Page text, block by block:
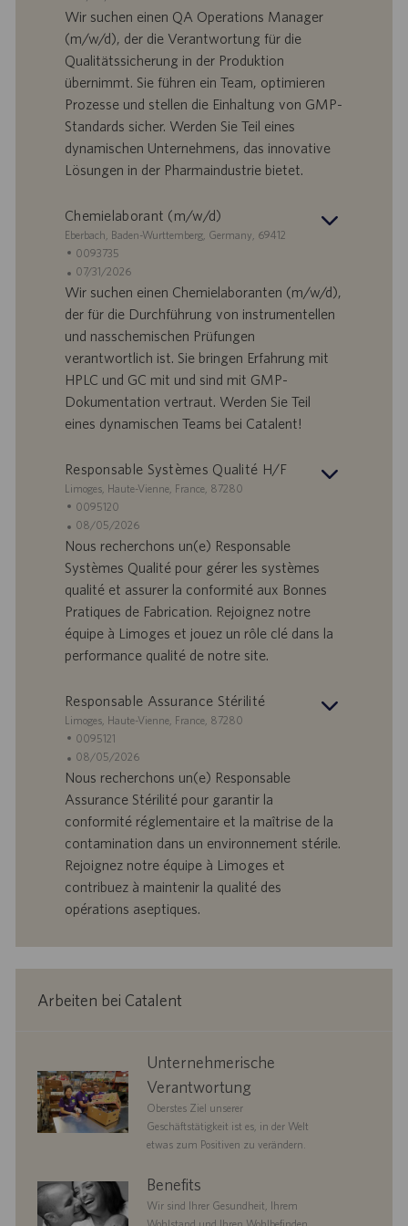
n
d
r
t
e
e
n
-
I
n
b
o
t
s
a
t
m
Wir suchen einen QA Operations Manager
(m/w/d), der die Verantwortung für die
Qualitätssicherung in der Produktion
übernimmt. Sie führen ein Team, optimieren
Prozesse und stellen die Einhaltung von GMP-
Standards sicher. Werden Sie Teil eines
dynamischen Unternehmens, das innovative
Lösungen in der Pharmaindustrie bietet.
Chemielaborant (m/w/d)
S
a
n
r
t
Eberbach, Baden-Wurttemberg, Germany, 69412
S
t
e
e
n
-
I
0093735
A
n
b
o
t
s
u
m
07/31/2026
Wir suchen einen Chemielaboranten (m/w/d),
der für die Durchführung von instrumentellen
und nasschemischen Prüfungen
verantwortlich ist. Sie bringen Erfahrung mit
HPLC und GC mit und sind mit GMP-
Dokumentation vertraut. Werden Sie Teil
eines dynamischen Teams bei Catalent!
Responsable Systèmes Qualité H/F
S
a
n
d
r
t
Limoges, Haute-Vienne, France, 87280
S
t
e
l
e
n
-
I
0095120
A
n
e
b
o
t
s
t
u
m
08/05/2026
Nous recherchons un(e) Responsable
Systèmes Qualité pour gérer les systèmes
qualité et assurer la conformité aux Bonnes
Pratiques de Fabrication. Rejoignez notre
équipe à Limoges et jouez un rôle clé dans la
performance qualité de notre site.
Responsable Assurance Stérilité
S
a
n
d
r
t
Limoges, Haute-Vienne, France, 87280
S
t
e
e
n
-
I
0095121
A
n
b
o
t
s
a
08/05/2026
Nous recherchons un(e) Responsable
Assurance Stérilité pour garantir la
conformité réglementaire et la maîtrise de la
contamination dans un environnement stérile.
Rejoignez notre équipe à Limoges et
contribuez à maintenir la qualité des
opérations aseptiques.
Arbeiten bei Catalent
responsibility
Unternehmerische
Verantwortung
Oberstes Ziel unserer
Geschäftstätigkeit ist es, in der Welt
etwas zum Positiven zu verändern.
benefits Benefits
Wir sind Ihrer Gesundheit, Ihrem
Wohlstand und Ihren Wohlbefinden